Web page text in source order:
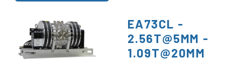
EA73CL -
2.56T@5MM -
1.09T@20MM